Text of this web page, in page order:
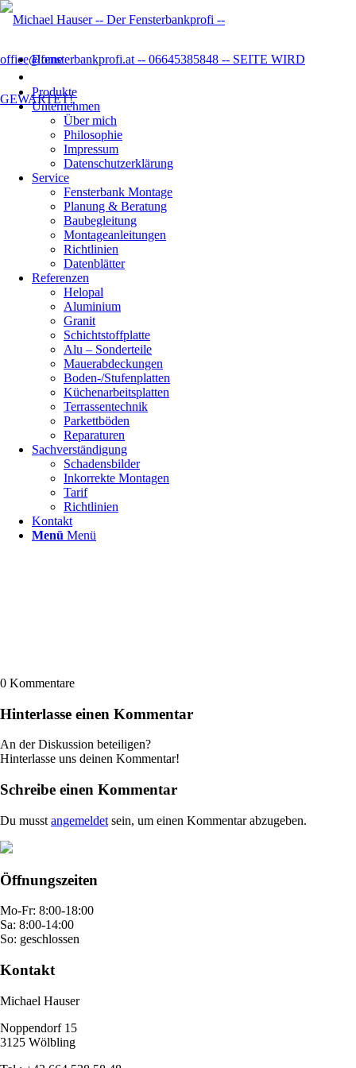
Home
Produkte
Unternehmen
Über mich
Philosophie
Impressum
Datenschutzer­klärung
Service
Fensterbank Montage
Planung & Beratung
Baubegleitung
Montageanleitungen
Richtlinien
Datenblätter
Referenzen
Helopal
Aluminium
Granit
Schichtstoffplatte
Alu – Sonderteile
Mauerabdeckungen
Boden-/Stufenplatten
Küchenarbeitsplatten
Terrassentechnik
Parkettböden
Reparaturen
Sachverständigung
Schadensbilder
Inkorrekte Montagen
Tarif
Richtlinien
Kontakt
Menü Menü
0 Kommentare
Hinterlasse einen Kommentar
An der Diskussion beteiligen?
Hinterlasse uns deinen Kommentar!
Schreibe einen Kommentar
Du musst angemeldet sein, um einen Kommentar abzugeben.
Öffnungszeiten
Mo-Fr: 8:00-18:00
Sa: 8:00-14:00
So: geschlossen
Kontakt
Michael Hauser
Noppendorf 15
3125 Wölbling